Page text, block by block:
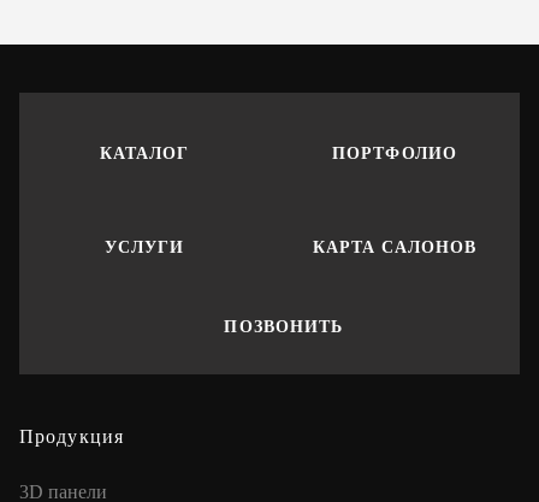
КАТАЛОГ ПОРТФОЛИО
УСЛУГИ КАРТА САЛОНОВ
ПОЗВОНИТЬ
Продукция
3D панели